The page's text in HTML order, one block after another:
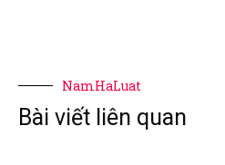
NamHaLuat
Bài viết liên quan